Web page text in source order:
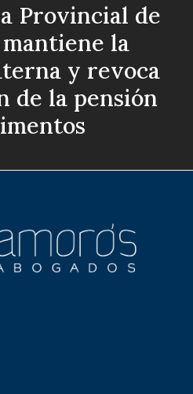
Provincial de
la
y revoca
de la pensión